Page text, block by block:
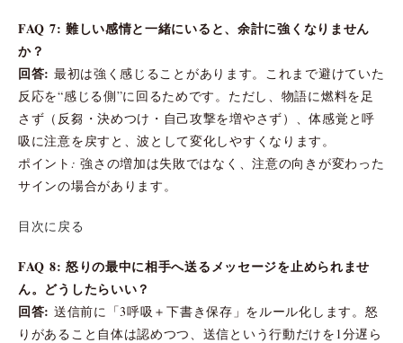
FAQ 7: 難しい感情と一緒にいると、余計に強くなりません
か？
回答: 最初は強く感じることがあります。これまで避けていた
反応を“感じる側”に回るためです。ただし、物語に燃料を足
さず（反芻・決めつけ・自己攻撃を増やさず）、体感覚と呼
吸に注意を戻すと、波として変化しやすくなります。
ポイント: 強さの増加は失敗ではなく、注意の向きが変わった
サインの場合があります。
目次に戻る
FAQ 8: 怒りの最中に相手へ送るメッセージを止められませ
ん。どうしたらいい？
回答: 送信前に「3呼吸＋下書き保存」をルール化します。怒
りがあること自体は認めつつ、送信という行動だけを1分遅ら